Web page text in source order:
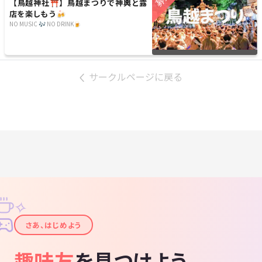
【鳥越神社⛩️】鳥越まつりで神輿と露
店を楽しもう🍻
NO MUSIC 🎶 NO DRINK🍺
サークルページに戻る
✦
✧
さあ、はじめよう